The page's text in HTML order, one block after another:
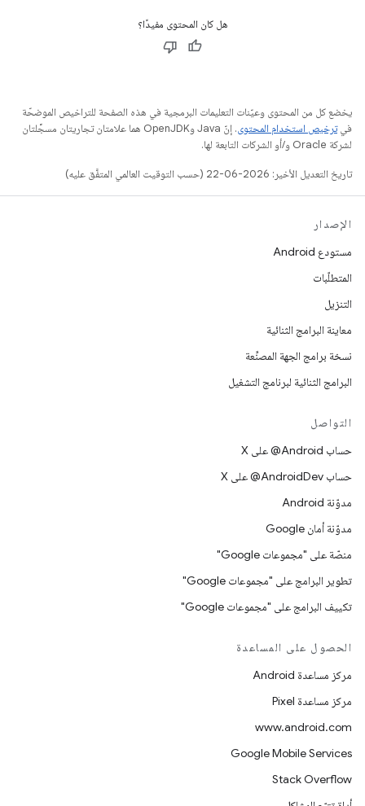
هل كان المحتوى مفيدًا؟
يخضع كل من المحتوى وعيّنات التعليمات البرمجية في هذه الصفحة للتراخيص الموضحّة
فيترخيص استخدام المحتوى
. إنّ Java وOpenJDK هما علامتان تجاريتان مسجَّلتان
لشركة Oracle و/أو الشركات التابعة لها.
تاريخ التعديل الأخير: 2026-06-22 (حسب التوقيت العالمي المتفَّق عليه)
الإصدار
مستودع Android
المتطلّبات
التنزيل
معاينة البرامج الثنائية
نسخة برامج الجهة المصنِّعة
البرامج الثنائية لبرنامج التشغيل
التواصل
حساب ‎@Android على X
حساب ‎@AndroidDev على X
مدوّنة Android
مدوّنة أمان Google
منصّة على "مجموعات Google"
تطوير البرامج على "مجموعات Google"
تكييف البرامج على "مجموعات Google"
الحصول على المساعدة
مركز مساعدة Android
مركز مساعدة Pixel
www.android.com
Google Mobile Services
Stack Overflow